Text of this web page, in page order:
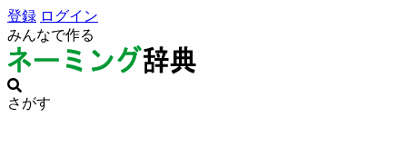
登録 ログイン
みんなで作る
さがす